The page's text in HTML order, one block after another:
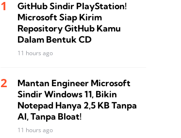
GitHub Sindir PlayStation!
Microsoft Siap Kirim
Repository GitHub Kamu
Dalam Bentuk CD
11 hours ago
Mantan Engineer Microsoft
Sindir Windows 11, Bikin
Notepad Hanya 2,5 KB Tanpa
AI, Tanpa Bloat!
11 hours ago